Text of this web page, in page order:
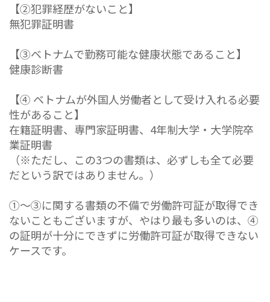
【②犯罪経歴がないこと】
無犯罪証明書
【③ベトナムで勤務可能な健康状態であること】
健康診断書
【④ ベトナムが外国人労働者として受け入れる必要
性があること】
在籍証明書、専門家証明書、4年制大学・大学院卒
業証明書
（※ただし、この3つの書類は、必ずしも全て必要
だという訳ではありません。）
①～③に関する書類の不備で労働許可証が取得でき
ないこともございますが、やはり最も多いのは、④
の証明が十分にできずに労働許可証が取得できない
ケースです。